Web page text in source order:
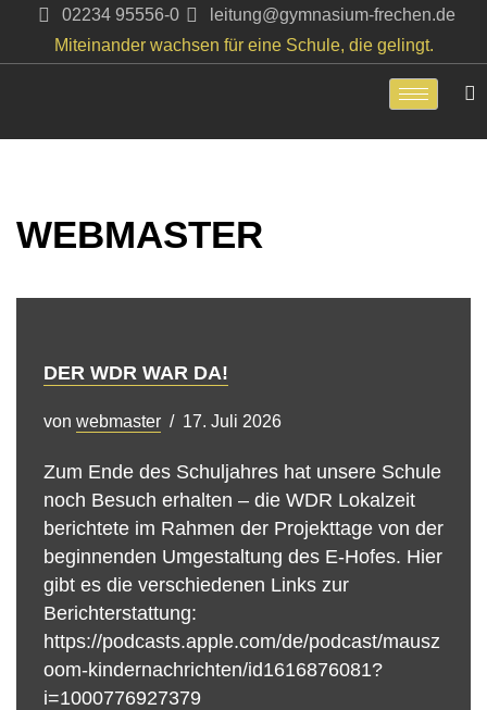
Zum
02234 95556-0
leitung@gymnasium-frechen.de
Miteinander wachsen für eine Schule, die gelingt.
WEBMASTER
DER WDR WAR DA!
von webmaster 17. Juli 2026
Zum Ende des Schuljahres hat unsere Schule
noch Besuch erhalten – die WDR Lokalzeit
berichtete im Rahmen der Projekttage von der
beginnenden Umgestaltung des E-Hofes. Hier
gibt es die verschiedenen Links zur
Berichterstattung:
https://podcasts.apple.com/de/podcast/mausz
oom-kindernachrichten/id1616876081?
i=1000776927379